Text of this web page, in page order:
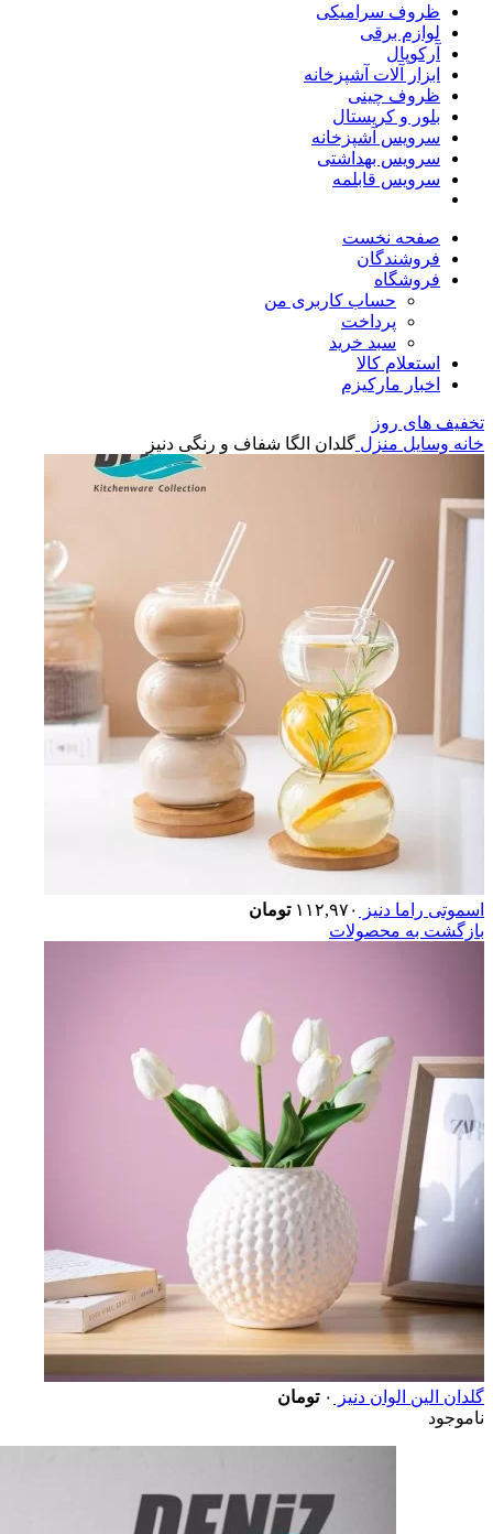
ظروف سرامیکی
لوازم برقی
آرکوپال
ابزار آلات آشپزخانه
ظروف چینی
بلور و کریستال
سرویس آشپزخانه
سرویس بهداشتی
سرویس قابلمه
صفحه نخست
فروشندگان
فروشگاه
حساب کاربری من
پرداخت
سبد خرید
استعلام کالا
اخبار مارکیزم
تخفیف های روز
خانه وسایل منزل گلدان الگا شفاف و رنگی دنیز
اسموتی راما دنیز ۱۱۲,۹۷۰ تومان
بازگشت به محصولات
گلدان الین الوان دنیز ۰ تومان
ناموجود